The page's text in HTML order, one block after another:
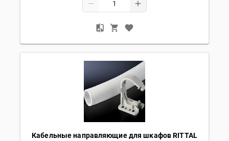
Кабельные направляющие для шкафов RITTAL